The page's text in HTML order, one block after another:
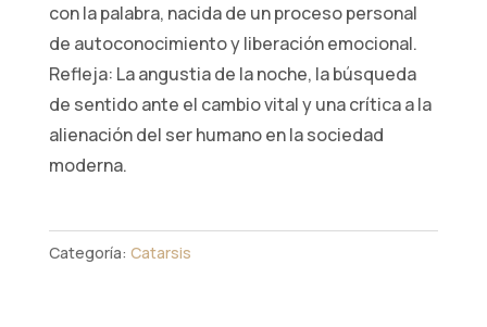
con la palabra, nacida de un proceso personal
de autoconocimiento y liberación emocional.
Refleja: La angustia de la noche, la búsqueda
de sentido ante el cambio vital y una crítica a la
alienación del ser humano en la sociedad
moderna.
Categoría: Catarsis